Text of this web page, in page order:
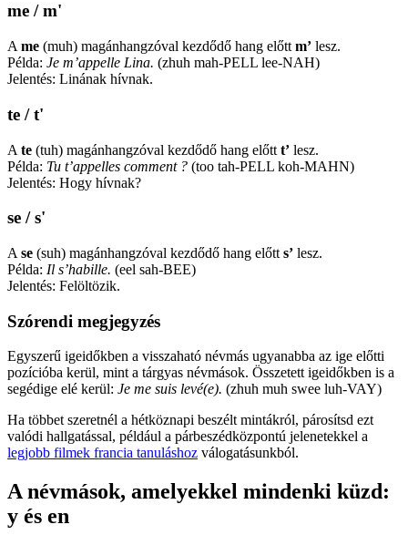
me / m'
A me (muh) magánhangzóval kezdődő hang előtt m’ lesz.
Példa: Je m’appelle Lina. (zhuh mah-PELL lee-NAH)
Jelentés: Linának hívnak.
te / t'
A te (tuh) magánhangzóval kezdődő hang előtt t’ lesz.
Példa: Tu t’appelles comment ? (too tah-PELL koh-MAHN)
Jelentés: Hogy hívnak?
se / s'
A se (suh) magánhangzóval kezdődő hang előtt s’ lesz.
Példa: Il s’habille. (eel sah-BEE)
Jelentés: Felöltözik.
Szórendi megjegyzés
Egyszerű igeidőkben a visszaható névmás ugyanabba az ige előtti
pozícióba kerül, mint a tárgyas névmások. Összetett igeidőkben is a
segédige elé kerül: Je me suis levé(e). (zhuh muh swee luh-VAY)
Ha többet szeretnél a hétköznapi beszélt mintákról, párosítsd ezt
valódi hallgatással, például a párbeszédközpontú jelenetekkel a
legjobb filmek francia tanuláshoz válogatásunkból.
A névmások, amelyekkel mindenki küzd:
y és en